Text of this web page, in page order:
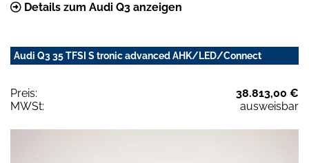
Details zum Audi Q3 anzeigen
Audi Q3 35 TFSI S tronic advanced AHK/LED/Connect
Preis:
38.813,00 €
MWSt:
ausweisbar